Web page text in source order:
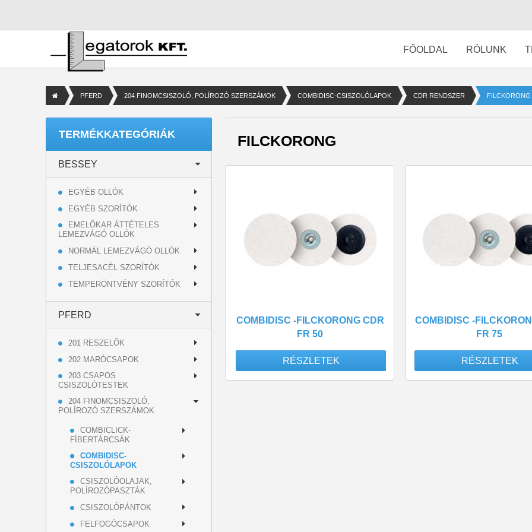
FŐOLDAL RÓLUNK
PFERD 204 FINOMCSISZOLÓ, POLÍROZÓ SZERSZÁMOK COMBIDISC-CSISZOLÓLAPOK CDR RENDSZER FILCKORONG
TERMÉKKATEGÓRIÁK
BESSEY
EGYÉB OLLÓK
EGYÉB SZORÍTÓK
EMELŐKAR ÁTTÉTELES
LEMEZVÁGÓ OLLÓK
NORMÁL LEMEZVÁGÓ OLLÓK
TELJESACÉL SZORÍTÓK
TEMPERÖNTVÉNY SZORÍTÓK
PFERD
201 RESZELŐK
202 MARÓCSAPOK
203 CSAPOS
CSISZOLÓTESTEK
204 FINOMCSISZOLÓ,
POLÍROZÓ SZERSZÁMOK
COMBICLICK-
FÍBERTÁRCSÁK
COMBIDISC-
CSISZOLÓLAPOK
CSISZOLÓOLAJAK,
POLÍROZÓPASZTÁK
CSISZOLÓPÁNTOK
FELFOGÓCSAPOK
FILCKORONG
COMBIDISC -FILCKORONG CDR
FR 50
RÉSZLETEK
COMBIDISC -
FR 75
RÉSZLETEK